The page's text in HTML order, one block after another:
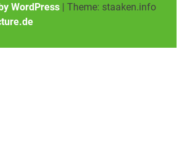
WordPress | Theme: staaken.info